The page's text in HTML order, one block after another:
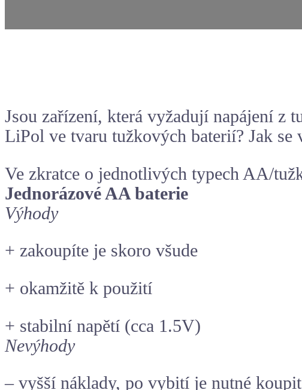
Jsou zařízení, která vyžadují napájení z
LiPol ve tvaru tužkových baterií? Jak se
Ve zkratce o jednotlivých typech AA/
Jednorázové AA baterie
Výhody
+ zakoupíte je skoro všude
+ okamžitě k použití
+ stabilní napětí (cca 1.5V)
Nevýhody
– vyšší náklady, po vybití je nutné